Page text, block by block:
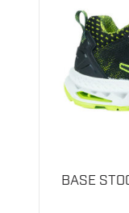
BASE
flere